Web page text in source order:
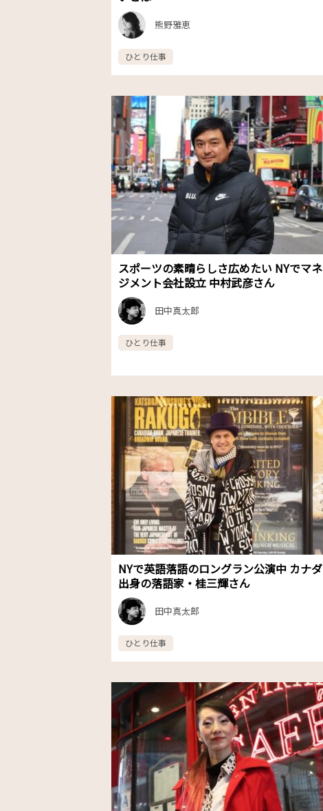
熊野雅恵
ひとり仕事
スポーツの素晴らしさ広めたい NYでマネ
ジメント会社設立 中村武彦さん
田中真太郎
ひとり仕事
NYで英語落語のロングラン公演中 カナダ
出身の落語家・桂三輝さん
田中真太郎
ひとり仕事